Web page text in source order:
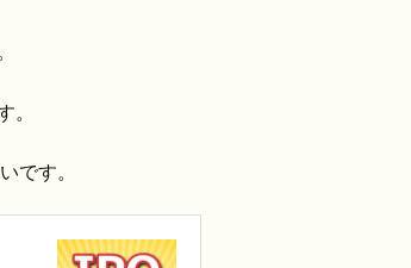
。
です。